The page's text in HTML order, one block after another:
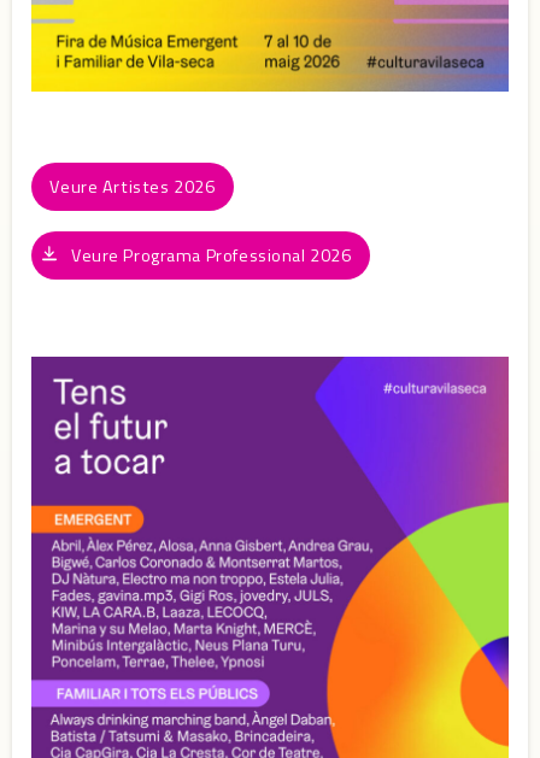
Veure Artistes 2026
Veure Programa Professional 2026